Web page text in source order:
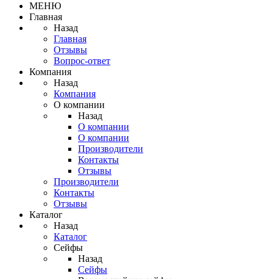
МЕНЮ
Главная
Назад
Главная
Отзывы
Вопрос-ответ
Компания
Назад
Компания
О компании
Назад
О компании
О компании
Производители
Контакты
Отзывы
Производители
Контакты
Отзывы
Каталог
Назад
Каталог
Сейфы
Назад
Сейфы